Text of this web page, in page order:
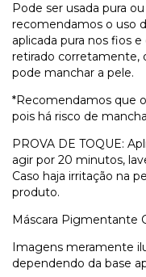
Pode ser usada pura
recomendamos o uso
aplicada pura nos fios
retirado corretamente,
pode manchar a pele.
*Recomendamos que
pois há risco de
PROVA DE TOQUE:
agir por 20 minutos,
Caso haja irritação na
produto.
Máscara Pigmentante
Imagens meramente
dependendo da base